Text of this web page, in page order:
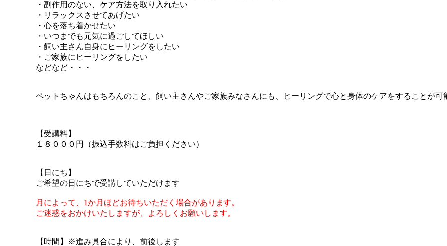
・ 副作用のない、ケア方法を取り入れたい
・ リラックスさせてあげたい
・ 心を落ち着かせたい
・ いつまでも元気に過ごしてほしい
・ 飼い主さん自身にヒーリングをしたい
・ ご家族にヒーリングをしたい
などなど・・・
ペットちゃんはもちろんのこと、飼い主さんやご家族みなさんにも、 ヒーリングで心と身体のケアをすることが可
【受講料】
１８０００円（振込手数料はご負担ください）
【日にち】
ご希望の日にちで受講していただけます
月によって、1か月ほどお待ちいただく場合があります。
ご迷惑をおかけいたしますが、
よろしくお願いします。
【時間】※進み具合により、前後します